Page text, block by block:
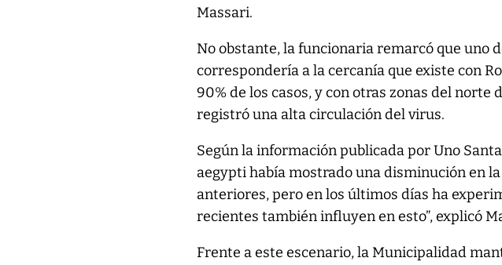
Massari.
No obstante, la funcionaria remarcó que uno
correspondería a la cercanía que existe con
90% de los casos, y con otras zonas del
registró una alta circulación del virus.
Según la información publicada por Uno
aegypti había mostrado una disminución en
anteriores, pero en los últimos días ha
recientes también influyen en esto”, explicó
Frente a este escenario, la Municipalidad